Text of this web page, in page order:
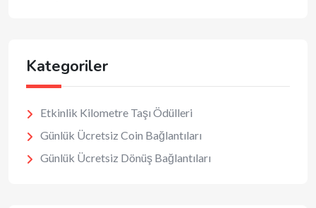
Kategoriler
Etkinlik Kilometre Taşı Ödülleri
Günlük Ücretsiz Coin Bağlantıları
Günlük Ücretsiz Dönüş Bağlantıları